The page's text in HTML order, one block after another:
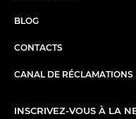
BLOG
CONTACTS
CANAL DE RÉCLAMATIONS
INSCRIVEZ-VOUS À LA